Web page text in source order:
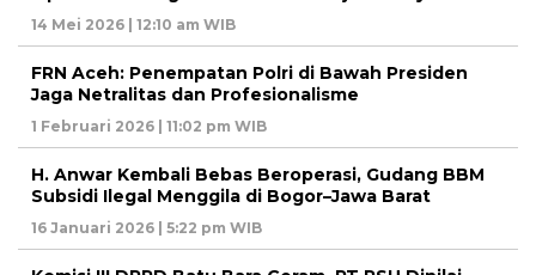
14 Mei 2026 | 12:10 am WIB
FRN Aceh: Penempatan Polri di Bawah Presiden
Jaga Netralitas dan Profesionalisme
1 Februari 2026 | 11:02 pm WIB
H. Anwar Kembali Bebas Beroperasi, Gudang BBM
Subsidi Ilegal Menggila di Bogor–Jawa Barat
16 Januari 2026 | 5:22 pm WIB